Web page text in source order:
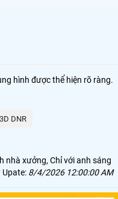
Ngoài ra camera starlight
hình được thể hiện rõ ràng.
3D DNR
nhà xưởng, Chỉ với anh sáng
Upate: 8/4/2026 12:00:00 AM